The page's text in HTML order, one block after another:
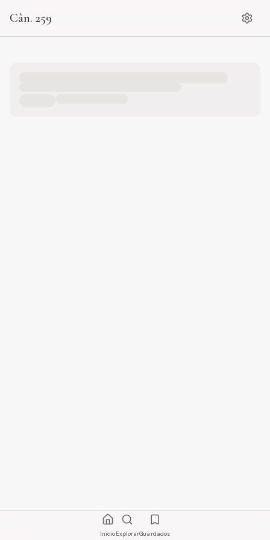
Cân. 259
InícioExplorarGuardados